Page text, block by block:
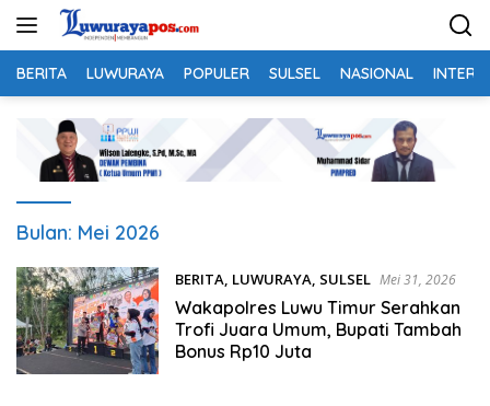
Langsung
BERITA LUWURAYA POPULER SULSEL NASIONAL
Bulan: Mei 2026
BERITA LUWURAYA SULSEL Mei 31, 2026
Wakapolres Luwu Timur Serahkan
Trofi Juara Umum, Bupati Tambah
Bonus Rp10 Juta